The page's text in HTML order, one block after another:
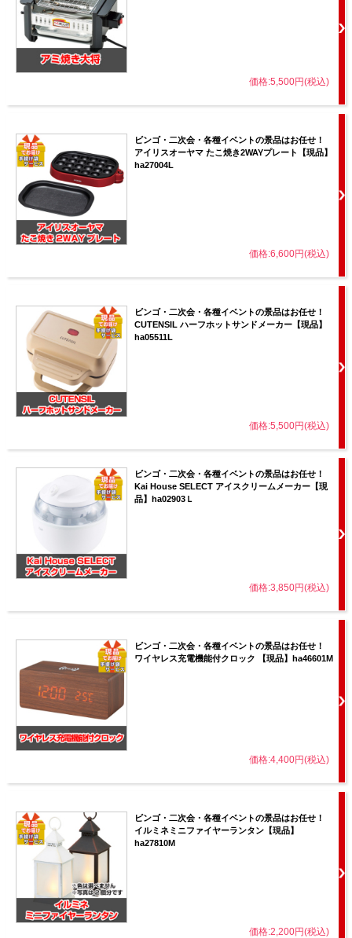
価格:5,500円(税込)
ビンゴ・二次会・各種イベントの景品はお任せ！
アイリスオーヤマ たこ焼き2WAYプレート【現品】
ha27004L
価格:6,600円(税込)
ビンゴ・二次会・各種イベントの景品はお任せ！
CUTENSIL ハーフホットサンドメーカー【現品】
ha05511L
価格:5,500円(税込)
ビンゴ・二次会・各種イベントの景品はお任せ！
Kai House SELECT アイスクリームメーカー【現
品】ha02903Ｌ
価格:3,850円(税込)
ビンゴ・二次会・各種イベントの景品はお任せ！
ワイヤレス充電機能付クロック 【現品】ha46601M
価格:4,400円(税込)
ビンゴ・二次会・各種イベントの景品はお任せ！
イルミネミニファイヤーランタン【現品】
ha27810M
価格:2,200円(税込)